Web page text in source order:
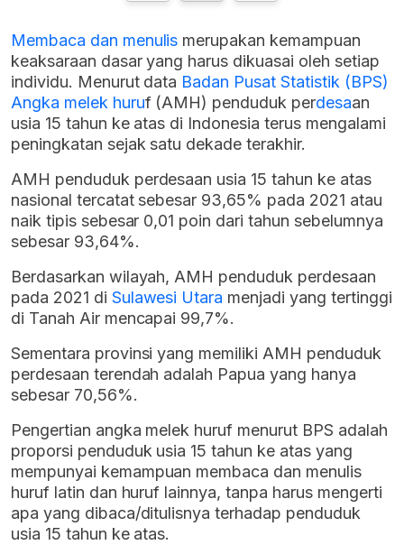
Membaca dan menulis merupakan kemampuan
keaksaraan dasar yang harus dikuasai oleh setiap
individu. Menurut data Badan Pusat Statistik (BPS)
Angka melek huruf (AMH) penduduk perdesaan
usia 15 tahun ke atas di Indonesia terus mengalami
peningkatan sejak satu dekade terakhir.
AMH penduduk perdesaan usia 15 tahun ke atas
nasional tercatat sebesar 93,65% pada 2021 atau
naik tipis sebesar 0,01 poin dari tahun sebelumnya
sebesar 93,64%.
Berdasarkan wilayah, AMH penduduk perdesaan
pada 2021 di Sulawesi Utara menjadi yang tertinggi
di Tanah Air mencapai 99,7%.
Sementara provinsi yang memiliki AMH penduduk
perdesaan terendah adalah Papua yang hanya
sebesar 70,56%.
Pengertian angka melek huruf menurut BPS adalah
proporsi penduduk usia 15 tahun ke atas yang
mempunyai kemampuan membaca dan menulis
huruf latin dan huruf lainnya, tanpa harus mengerti
apa yang dibaca/ditulisnya terhadap penduduk
usia 15 tahun ke atas.